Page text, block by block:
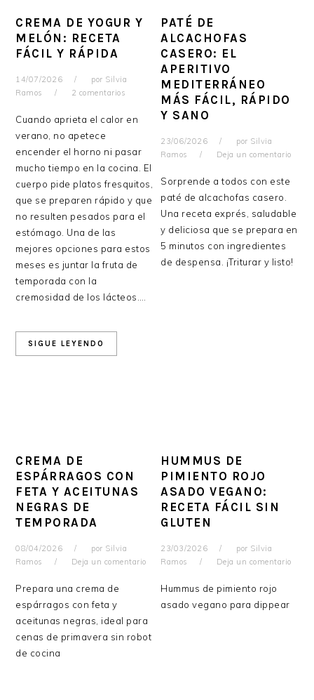
CREMA DE YOGUR Y
MELÓN: RECETA
FÁCIL Y RÁPIDA
14/07/2026 por Silvia
Ramos
2 comentarios
Cuando aprieta el calor en
verano, no apetece
encender el horno ni pasar
mucho tiempo en la cocina. El
cuerpo pide platos fresquitos,
que se preparen rápido y que
no resulten pesados para el
estómago. Una de las
mejores opciones para estos
meses es juntar la fruta de
temporada con la
cremosidad de los lácteos….
SIGUE LEYENDO
PATÉ DE
ALCACHOFAS
CASERO: EL
APERITIVO
MEDITERRÁNEO
MÁS FÁCIL, RÁPIDO
Y SANO
23/06/2026 por Silvia
Ramos
Deja un comentario
Sorprende a todos con este
paté de alcachofas casero.
Una receta exprés, saludable
y deliciosa que se prepara en
5 minutos con ingredientes
de despensa. ¡Triturar y listo!
CREMA DE
ESPÁRRAGOS CON
FETA Y ACEITUNAS
NEGRAS DE
TEMPORADA
08/04/2026 por Silvia
Ramos
Deja un comentario
Prepara una crema de
espárragos con feta y
aceitunas negras, ideal para
cenas de primavera sin robot
de cocina
HUMMUS DE
PIMIENTO ROJO
ASADO VEGANO:
RECETA FÁCIL SIN
GLUTEN
23/03/2026 por Silvia
Ramos
Deja un comentario
Hummus de pimiento rojo
asado vegano para dippear